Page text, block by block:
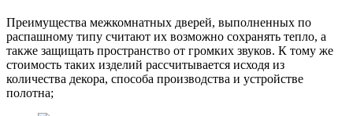
Преимущества межкомнатных дверей, выполненных по
распашному типу считают их возможно сохранять тепло, а
также защищать пространство от громких звуков. К тому же
стоимость таких изделий рассчитывается исходя из
количества декора, способа производства и устройстве
полотна;